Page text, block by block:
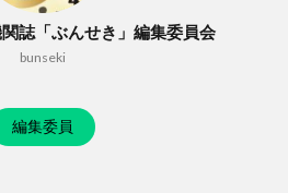
誌「ぶんせき」編集委員会
bunseki
編集委員